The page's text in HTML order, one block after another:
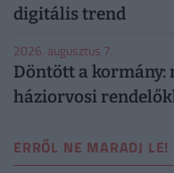
digitális trend
2026. augusztus 7.
Döntött a kormány:
háziorvosi
ERRŐL NE MARADJ LE!